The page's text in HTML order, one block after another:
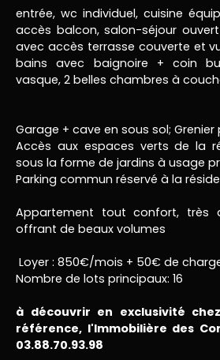
entrée, wc individuel, cuisine
accès balcon, salon-séjour
avec accès terrasse couverte et
bains avec baignoire + coin
vasque, 2 belles chambres à
Garage + cave en sous sol; Grenier
Accès aux espaces verts de la
sous la forme de jardins à usage
Parking commun réservé à la
Appartement tout confort, très
offrant de beaux volumes
Loyer : 850€/mois + 50€ de
Nombre de lots principaux: 16
à découvrir en exclusivité
référence, l'Immobilière des
03.88.70.93.98